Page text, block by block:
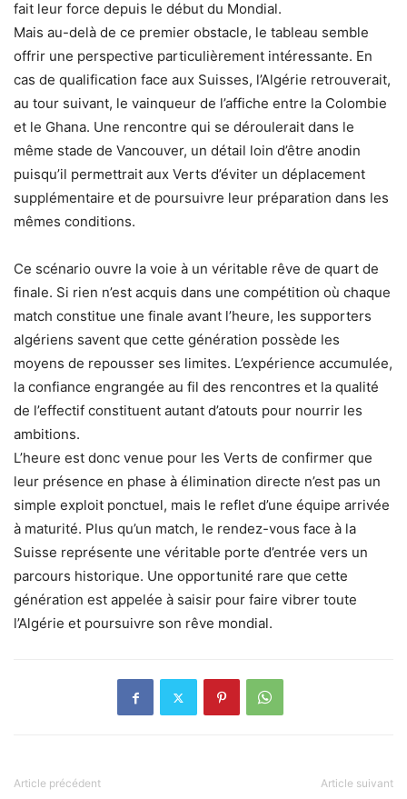
fait leur force depuis le début du Mondial.
Mais au-delà de ce premier obstacle, le tableau semble
offrir une perspective particulièrement intéressante. En
cas de qualification face aux Suisses, l’Algérie retrouverait,
au tour suivant, le vainqueur de l’affiche entre la Colombie
et le Ghana. Une rencontre qui se déroulerait dans le
même stade de Vancouver, un détail loin d’être anodin
puisqu’il permettrait aux Verts d’éviter un déplacement
supplémentaire et de poursuivre leur préparation dans les
mêmes conditions.
Ce scénario ouvre la voie à un véritable rêve de quart de
finale. Si rien n’est acquis dans une compétition où chaque
match constitue une finale avant l’heure, les supporters
algériens savent que cette génération possède les
moyens de repousser ses limites. L’expérience accumulée,
la confiance engrangée au fil des rencontres et la qualité
de l’effectif constituent autant d’atouts pour nourrir les
ambitions.
L’heure est donc venue pour les Verts de confirmer que
leur présence en phase à élimination directe n’est pas un
simple exploit ponctuel, mais le reflet d’une équipe arrivée
à maturité. Plus qu’un match, le rendez-vous face à la
Suisse représente une véritable porte d’entrée vers un
parcours historique. Une opportunité rare que cette
génération est appelée à saisir pour faire vibrer toute
l’Algérie et poursuivre son rêve mondial.
Article précédent Article suivant